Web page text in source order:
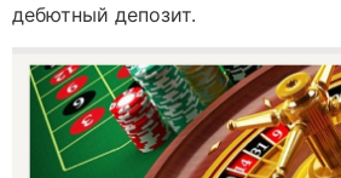
дебютный депозит.